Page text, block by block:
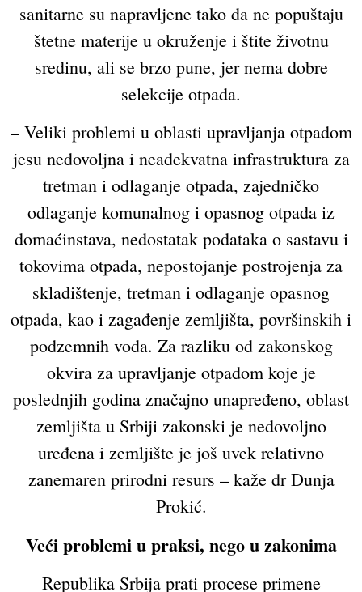
sanitarne su napravljene tako da ne popuštaju
štetne materije u okruženje i štite životnu
sredinu, ali se brzo pune, jer nema dobre
selekcije otpada.
– Veliki problemi u oblasti upravljanja otpadom
jesu nedovoljna i neadekvatna infrastruktura za
tretman i odlaganje otpada, zajedničko
odlaganje komunalnog i opasnog otpada iz
domaćinstava, nedostatak podataka o sastavu i
tokovima otpada, nepostojanje postrojenja za
skladištenje, tretman i odlaganje opasnog
otpada, kao i zagađenje zemljišta, površinskih i
podzemnih voda. Za razliku od zakonskog
okvira za upravljanje otpadom koje je
poslednjih godina značajno unapređeno, oblast
zemljišta u Srbiji zakonski je nedovoljno
uređena i zemljište je još uvek relativno
zanemaren prirodni resurs – kaže dr Dunja
Prokić.
Veći problemi u praksi, nego u zakonima
Republika Srbija prati procese primene